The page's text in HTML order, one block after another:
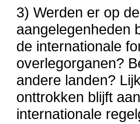
3) Werden er op
aangelegenheden
de internationale
overlegorganen?
andere landen?
onttrokken blijft
internationale